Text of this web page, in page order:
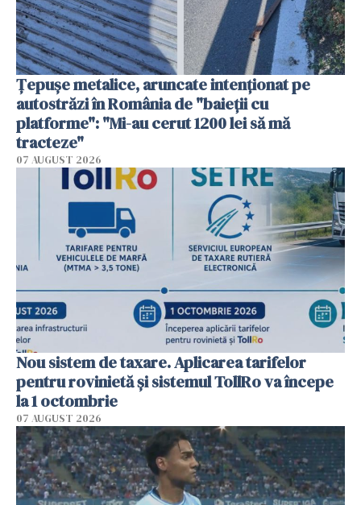
Țepușe metalice, aruncate intenționat pe
autostrăzi în România de "baieții cu
platforme": "Mi-au cerut 1200 lei să mă
tracteze"
07 AUGUST 2026
Nou sistem de taxare. Aplicarea tarifelor
pentru rovinietă şi sistemul TollRo va începe
la 1 octombrie
07 AUGUST 2026